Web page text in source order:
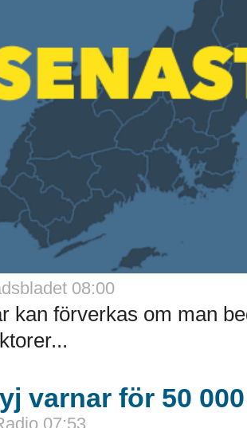
08:00
kan förverkas om man
varnar för 50
07:53